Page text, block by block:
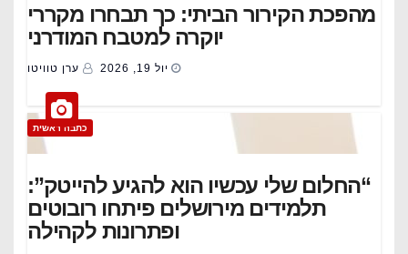
מהפכת הקירור הביתי: כך תבחרו מקררי
יוקרה למטבח המודרני
יול 19, 2026 ערן טוויטו
כתבה ראשית
“החלום שלי עכשיו הוא להגיע להייטק”:
תלמידים מירושלים פיתחו רובוטים
ופתרונות לקהילה